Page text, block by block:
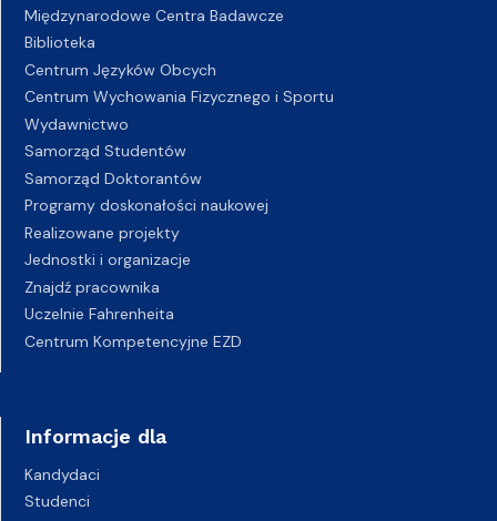
Międzynarodowe Centra Badawcze
Biblioteka
Centrum Języków Obcych
Centrum Wychowania Fizycznego i Sportu
Wydawnictwo
Samorząd Studentów
Samorząd Doktorantów
Programy doskonałości naukowej
Realizowane projekty
Jednostki i organizacje
Znajdź pracownika
Uczelnie Fahrenheita
Centrum Kompetencyjne EZD
Informacje dla
Kandydaci
Studenci